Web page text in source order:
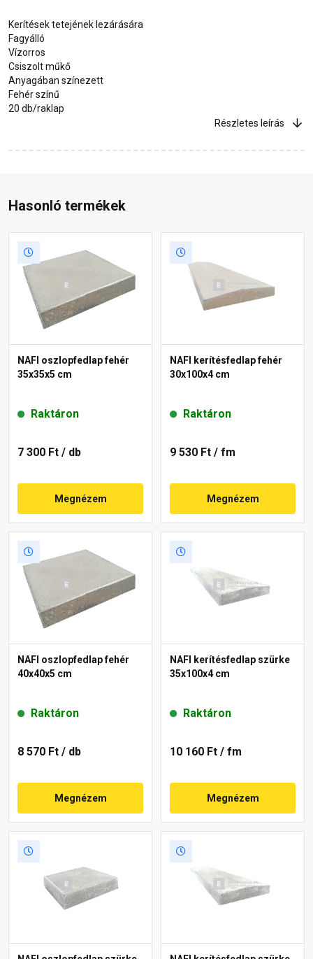
Kerítések tetejének lezárására
Fagyálló
Vízorros
Csiszolt műkő
Anyagában színezett
Fehér színű
20 db/raklap
Részletes leírás
Hasonló termékek
NAFI oszlopfedlap fehér
35x35x5 cm
Raktáron
7 300 Ft / db
Megnézem
NAFI kerítésfedlap fehér
30x100x4 cm
Raktáron
9 530 Ft / fm
Megnézem
NAFI oszlopfedlap fehér
40x40x5 cm
Raktáron
8 570 Ft / db
Megnézem
NAFI kerítésfedlap szürke
35x100x4 cm
Raktáron
10 160 Ft / fm
Megnézem